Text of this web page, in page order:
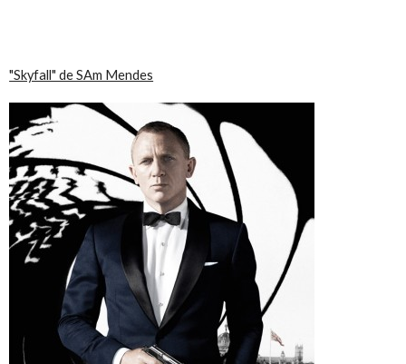
"Skyfall" de SAm Mendes